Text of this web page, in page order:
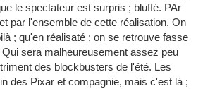
le spectateur est surpris ; bluffé. PAr
par l'ensemble de cette réalisation. On
; qu'en réalisaté ; on se retrouve fasse
sera malheureusement assez peu
des blockbusters de l'été. Les
des Pixar et compagnie, mais c'est là ;